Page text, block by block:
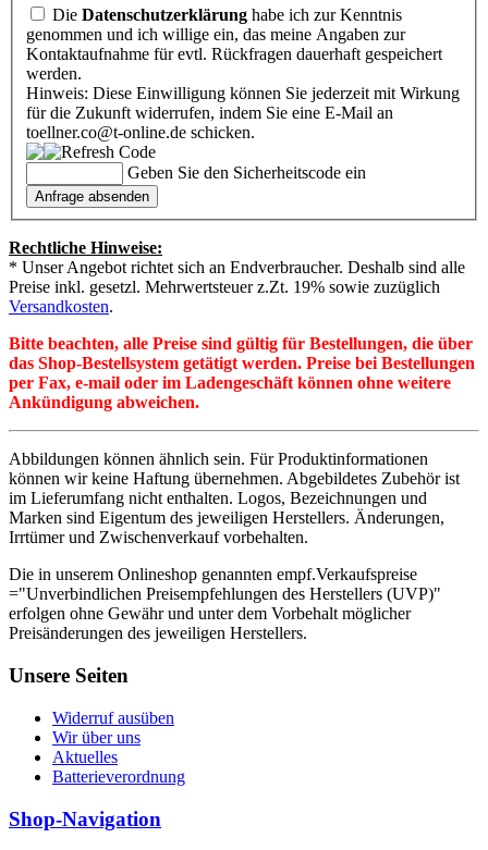
Die Datenschutzerklärung habe ich zur Kenntnis
genommen und ich willige ein, das meine Angaben zur
Kontaktaufnahme für evtl. Rückfragen dauerhaft gespeichert
werden.
Hinweis: Diese Einwilligung können Sie jederzeit mit Wirkung
für die Zukunft widerrufen, indem Sie eine E-Mail an
toellner.co@t-online.de schicken.
Geben Sie den Sicherheitscode ein
Rechtliche Hinweise:
* Unser Angebot richtet sich an Endverbraucher. Deshalb sind alle
Preise inkl. gesetzl. Mehrwertsteuer z.Zt. 19% sowie zuzüglich
Versandkosten.
Bitte beachten, alle Preise sind gültig für Bestellungen, die über
das Shop-Bestellsystem getätigt werden. Preise bei Bestellungen
per Fax, e-mail oder im Ladengeschäft können ohne weitere
Ankündigung abweichen.
Abbildungen können ähnlich sein. Für Produktinformationen
können wir keine Haftung übernehmen. Abgebildetes Zubehör ist
im Lieferumfang nicht enthalten. Logos, Bezeichnungen und
Marken sind Eigentum des jeweiligen Herstellers. Änderungen,
Irrtümer und Zwischenverkauf vorbehalten.
Die in unserem Onlineshop genannten empf.Verkaufspreise
="Unverbindlichen Preisempfehlungen des Herstellers (UVP)"
erfolgen ohne Gewähr und unter dem Vorbehalt möglicher
Preisänderungen des jeweiligen Herstellers.
Unsere Seiten
Widerruf ausüben
Wir über uns
Aktuelles
Batterieverordnung
Shop-Navigation